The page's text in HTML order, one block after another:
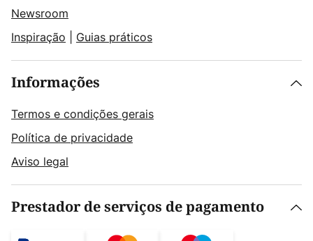
Newsroom
Inspiração
Guias práticos
Informações
Termos e condições gerais
Política de privacidade
Aviso legal
Prestador de serviços de pagamento